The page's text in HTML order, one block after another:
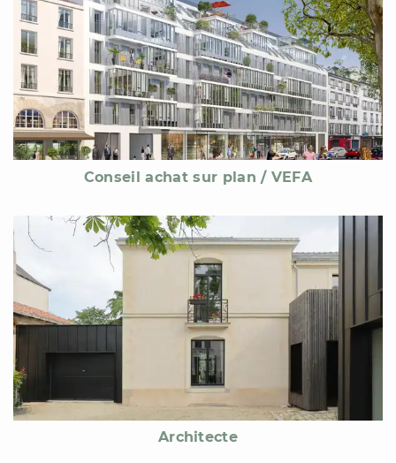
Conseil achat sur plan / VEFA
Architecte